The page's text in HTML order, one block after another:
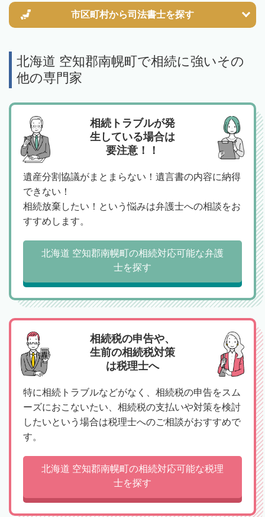
市区町村から司法書士を探す
北海道 空知郡南幌町で相続に強いその
他の専門家
相続トラブルが発
生している場合は
要注意！！
遺産分割協議がまとまらない！遺言書の内容に納得
できない！
相続放棄したい！という悩みは弁護士への相談をお
すすめします。
北海道 空知郡南幌町の相続対応可能な弁護
士を探す
相続税の申告や、
生前の相続税対策
は税理士へ
特に相続トラブルなどがなく、相続税の申告をスム
ーズにおこないたい、相続税の支払いや対策を検討
したいという場合は税理士へのご相談がおすすめで
す。
北海道 空知郡南幌町の相続対応可能な税理
士を探す